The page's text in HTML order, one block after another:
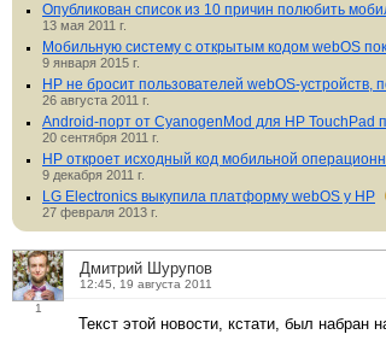
Опубликован список из 10 причин полюбить
13 мая 2011 г.
Мобильную систему с открытым кодом webOS
9 января 2015 г.
HP не бросит пользователей webOS-устройств,
26 августа 2011 г.
Android-порт от CyanogenMod для HP TouchPad
20 сентября 2011 г.
HP откроет исходный код мобильной
9 декабря 2011 г.
LG Electronics выкупила платформу webOS у HP
27 февраля 2013 г.
1
Дмитрий Шурупов
12:45, 19 августа 2011
Текст этой новости, кстати, был набран